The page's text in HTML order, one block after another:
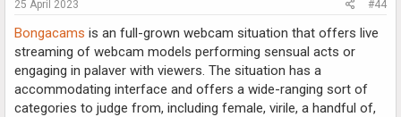
25 April 2023 #44
Bongacams is an full-grown webcam situation that offers live
streaming of webcam models performing sensual acts or
engaging in palaver with viewers. The situation has a
accommodating interface and offers a wide-ranging sort of
categories to judge from, including female, virile, a handful of,